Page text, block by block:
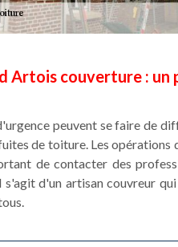
Artois couverture : un
peuvent se faire de
de toiture. Les
de contacter des
d'un artisan couvreur